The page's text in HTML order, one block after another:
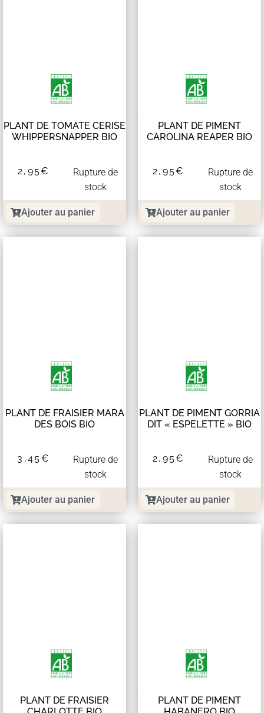
PLANT DE TOMATE CERISE
WHIPPERSNAPPER BIO
2,95€
Rupture de
stock
Ajouter au panier
PLANT DE PIMENT
CAROLINA REAPER BIO
2,95€
Rupture de
stock
Ajouter au panier
PLANT DE FRAISIER MARA
DES BOIS BIO
3,45€
Rupture de
stock
Ajouter au panier
PLANT DE PIMENT GORRIA
DIT « ESPELETTE » BIO
2,95€
Rupture de
stock
Ajouter au panier
PLANT DE FRAISIER
PLANT DE PIMENT